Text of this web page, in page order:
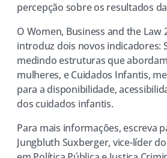
percepção sobre os resultados
O Women, Business and the Law
introduz dois novos indicadores:
medindo estruturas que
mulheres, e Cuidados Infantis,
para a disponibilidade,
dos cuidados infantis.
Para mais informações, escreva
Jungbluth Suxberger, vice-líder